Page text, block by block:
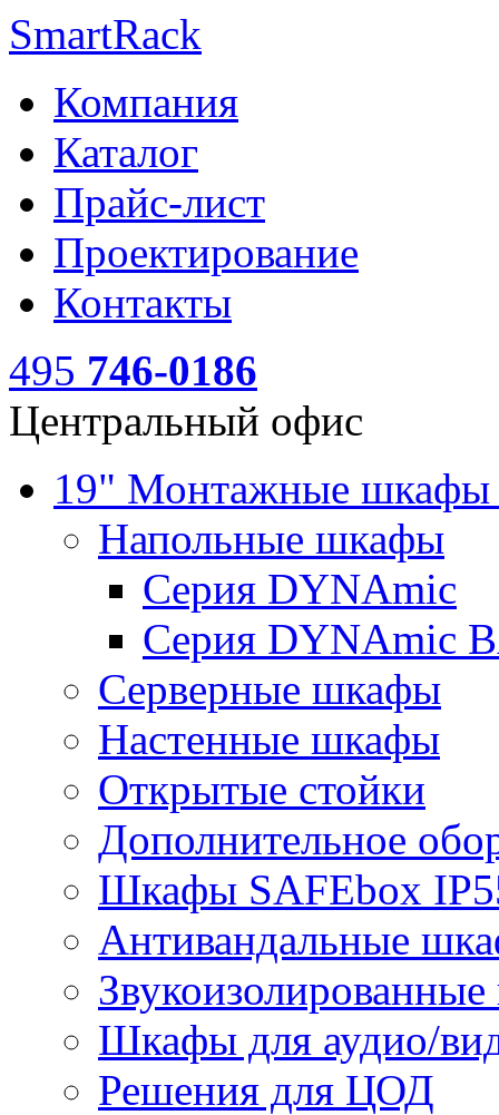
SmartRack
Компания
Каталог
Прайс-лист
Проектирование
Контакты
495 746-0186
Центральный офис
19" Монтажные
Напольные шкафы
Серия DYNAmic
Серия DYNAmic
Серверные шкафы
Настенные шкафы
Открытые стойки
Дополнительное
Шкафы SAFEbox
Антивандальные
Шкафы для аудио/
Решения для ЦОД